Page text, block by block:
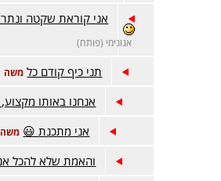
אני קוראת שקטה
אנונימי (פותח)
תני כיף קודם כל משה
אנחנו באותו
אני מתכנת 😃 משה
והאמת שלא להכל